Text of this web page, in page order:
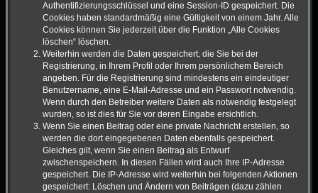
Authentifizierungsschlüssel und eine Session-ID gespeichert. Die
Cookies haben standardmäßig eine Gültigkeit von einem Jahr. Alle
Cookies können Sie jederzeit über die Funktion „Alle Cookies
löschen“ löschen.
Weiterhin werden die Daten gespeichert, die Sie bei der
Registrierung, in Ihrem Profil oder Ihrem persönlichem Bereich
angeben. Für die Registrierung sind mindestens ein eindeutiger
Benutzername, eine E-Mail-Adresse und ein Passwort notwendig.
Wenn durch den Betreiber weitere Daten als notwendig festgelegt
wurden, so ist dies für Sie vor deren Eingabe ersichtlich.
Wenn Sie einen Beitrag oder eine private Nachricht erstellen, so
werden die dort eingegebenen Daten ebenfalls gespeichert.
Gleiches gilt, wenn Sie einen Beitrag als Entwurf
zwischenspeichern. In diesen Fällen wird auch Ihre IP-Adresse
gespeichert. Die IP-Adresse wird weiterhin bei folgenden Aktionen
gespeichert: Löschen und Ändern von Beiträgen (dazu zählen